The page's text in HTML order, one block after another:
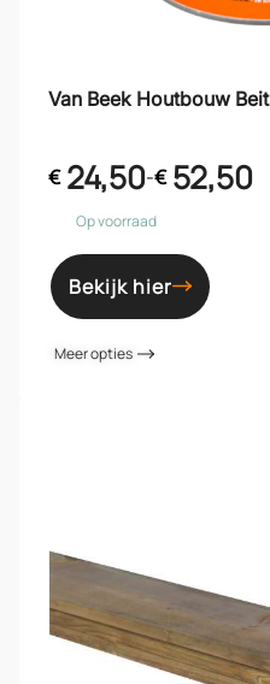
Van Beek Houtbouw
€24,50-€52,50
Op voorraad
Bekijk hier
Meer opties